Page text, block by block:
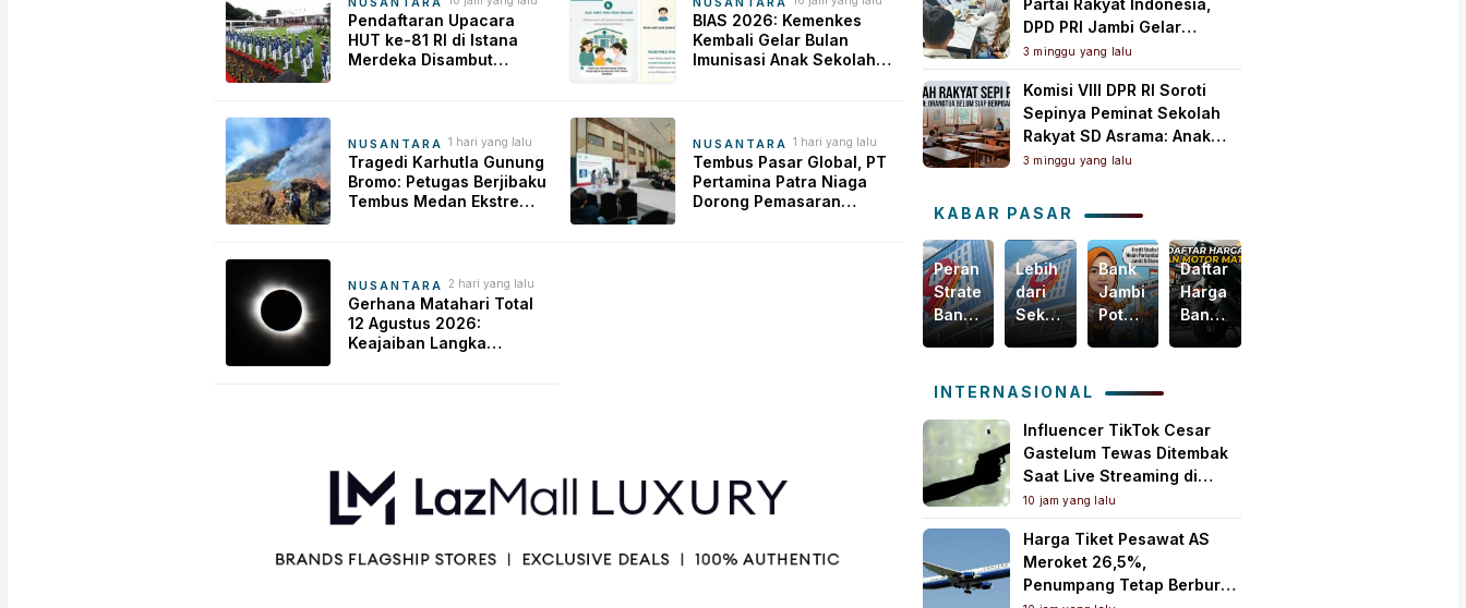
Pendaftaran Upacara
HUT ke-81 RI di Istana
Merdeka Disambut
BIAS 2026: Kemenkes
Kembali Gelar Bulan
Imunisasi Anak Sekolah
NUSANTARA 1 hari yang lalu
Tragedi Karhutla Gunung
Bromo: Petugas Berjibaku
Tembus Medan Ekstrem
NUSANTARA 1 hari yang lalu
Tembus Pasar Global, PT
Pertamina Patra Niaga
Dorong Pemasaran
NUSANTARA 2 hari yang lalu
Gerhana Matahari Total
12 Agustus 2026:
Keajaiban Langka
Partai Rakyat Indonesia,
DPD PRI Jambi Gelar
Perkenalan Pengurus dan
Pererat Soliditas
3 minggu yang lalu
Komisi VIII DPR RI Soroti
Sepinya Peminat Sekolah
Rakyat SD Asrama: Anak
Masih Butuh Dekat Orang
3 minggu yang lalu
KABAR PASAR
Peran
Strategis
Bank
Jambi
Mengakselerasi
Daerah
Lebih
dari
Sekadar
Bisnis,
Intip
Bank
Jambi
Menebar
Kebaikan
untuk
Masyarakat!
Bank
Jambi
Potensial
Garap
Mesin
Baru
Pertumbuhan
Ekonomi
Daerah
Daftar
Harga
Ban
Motor
Rp150
Ribuan!
INTERNASIONAL
Influencer TikTok Cesar
Gastelum Tewas Ditembak
Saat Live Streaming di
Meksiko, Polisi Selidiki
Motif Pembunuhan
10 jam yang lalu
Harga Tiket Pesawat AS
Meroket 26,5%,
Penumpang Tetap Berburu